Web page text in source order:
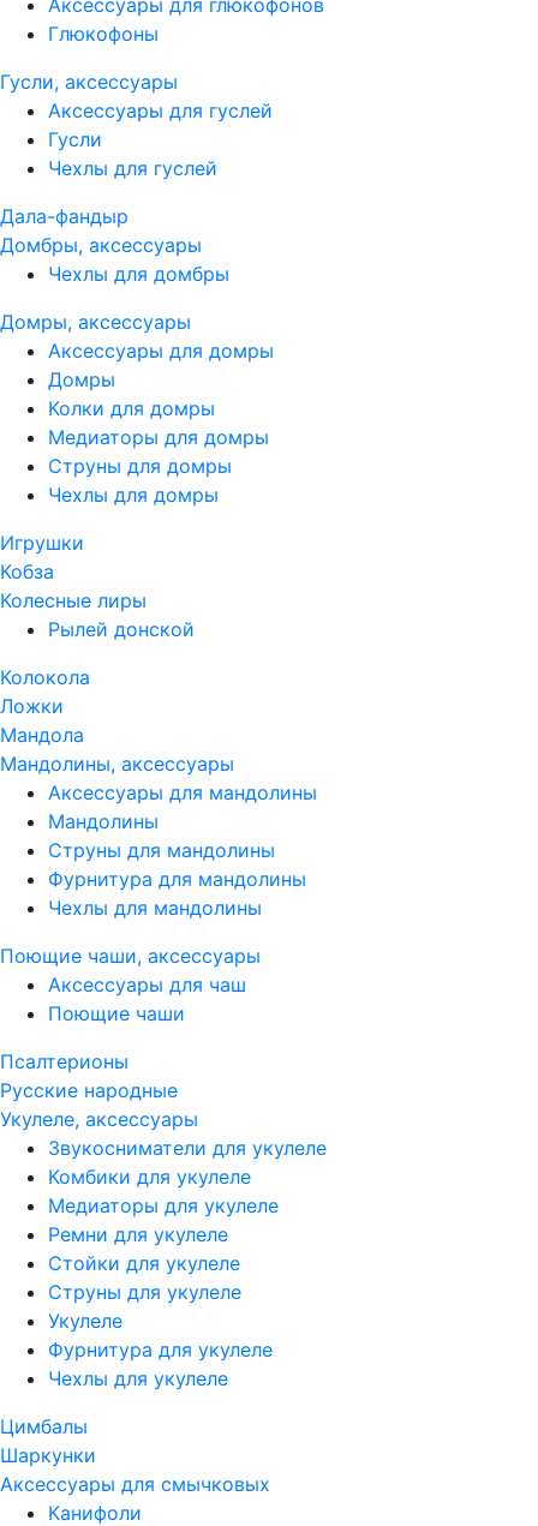
Аксессуары для глюкофонов
Глюкофоны
Гусли, аксессуары
Аксессуары для гуслей
Гусли
Чехлы для гуслей
Дала-фандыр
Домбры, аксессуары
Чехлы для домбры
Домры, аксессуары
Аксессуары для домры
Домры
Колки для домры
Медиаторы для домры
Струны для домры
Чехлы для домры
Игрушки
Кобза
Колесные лиры
Рылей донской
Колокола
Ложки
Мандола
Мандолины, аксессуары
Аксессуары для мандолины
Мандолины
Струны для мандолины
Фурнитура для мандолины
Чехлы для мандолины
Поющие чаши, аксессуары
Аксессуары для чаш
Поющие чаши
Псалтерионы
Русские народные
Укулеле, аксессуары
Звукосниматели для укулеле
Комбики для укулеле
Медиаторы для укулеле
Ремни для укулеле
Стойки для укулеле
Струны для укулеле
Укулеле
Фурнитура для укулеле
Чехлы для укулеле
Цимбалы
Шаркунки
Аксессуары для смычковых
Канифоли